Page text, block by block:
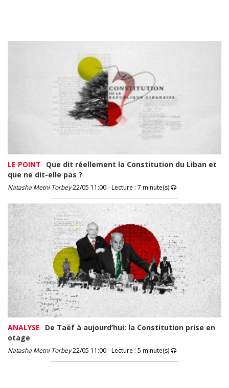
LE POINT
Que dit réellement la Constitution du Liban et
que ne dit-elle pas ?
Natasha Metni Torbey22/05 11:00 - Lecture : 7 minute(s)
ANALYSE
De Taëf à aujourd’hui: la Constitution prise en
otage
Natasha Metni Torbey22/05 11:00 - Lecture : 5 minute(s)